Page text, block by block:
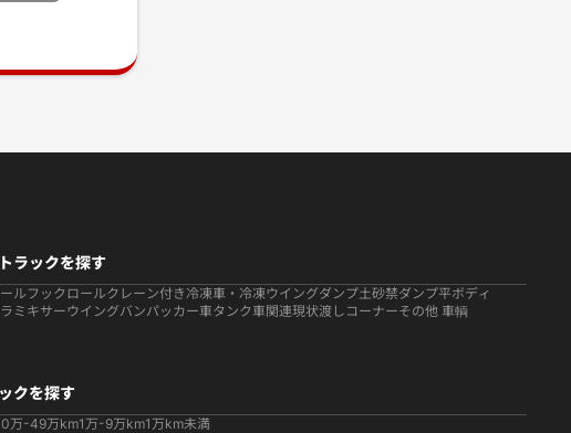
ラックを探す
ルフックロールクレーン付き 冷凍車・冷凍ウイングダンプ土砂禁ダンプ平ボディ
ミキサーウイングバンパッカー車タンク車関連現状渡しコーナーその他 車輌
クを探す
万-49万km1万-9万km1万km未満